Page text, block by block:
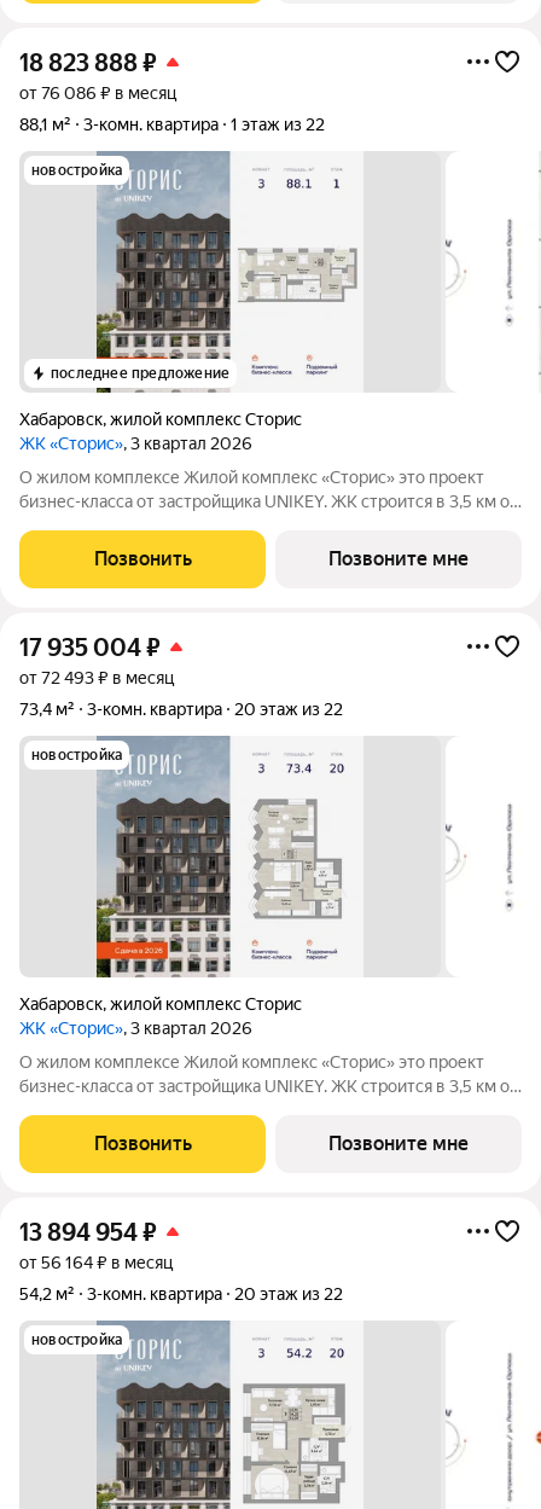
18 823 888₽
от 76 086 ₽ в месяц
88,1 м²
3-комн. квартира 1 этаж из 22
новостройка
последнее предложение
Хабаровск,жилой комплекс Сторис
ЖК «Сторис», 3 квартал 2026
О жилом комплексе Жилой комплекс «Сторис» это проект
бизнес-класса от застройщика UNIKEY. ЖК строится в 3,5 км от
«Бизнес», «Детство» и «Интеллект». В проекте
предусмотрены общественные
Позвонить Позвоните мне
17 935 004₽
от 72 493 ₽ в месяц
73,4 м²
3-комн. квартира 20 этаж из 22
новостройка
Хабаровск,жилой комплекс Сторис
ЖК «Сторис», 3 квартал 2026
О жилом комплексе Жилой комплекс «Сторис» это проект
бизнес-класса от застройщика UNIKEY. ЖК строится в 3,5 км от
«Бизнес», «Детство» и «Интеллект». В проекте
предусмотрены общественные
Позвонить Позвоните мне
13 894 954₽
от 56 164 ₽ в месяц
54,2 м²
3-комн. квартира 20 этаж из 22
новостройка